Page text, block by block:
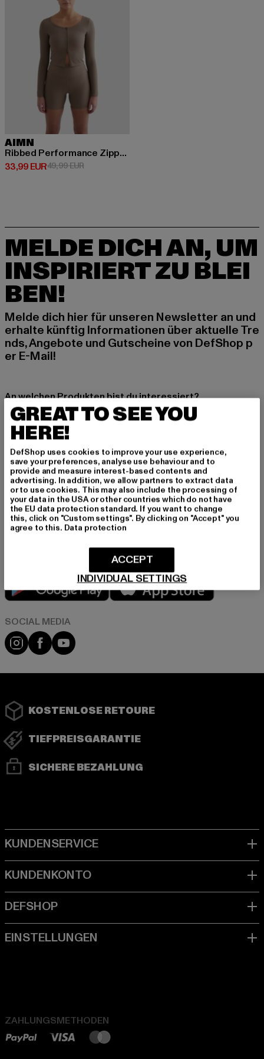
AIMN
Ribbed Performance Zipped
33,99 EUR
Derzeitiger Preis: 33,99 EUR
49,99 EURAktionspreis: 49,99 EUR
MELDE DICH AN, UM
INSPIRIERT ZU BLEI
BEN!
Melde dich hier für unseren Newsletter an und
erhalte künftig Informationen über aktuelle Tre
nds, Angebote und Gutscheine von DefShop p
er E-Mail!
An welchen Produkten bist du interessiert?
MÄNNER
FRAUEN
E-MAIL
ANMELDEN
Informationen dazu, wie DefShop mit Deinen Daten umgeht, findest Du
in unserer Datenschutzerklärung. Du kannst Dich jederzeit kostenfei
abmelden.Datenschutzerklärung lesen.
Play market
Instagram
FacebookYouTube
KOSTENLOSE RETOURE
TIEFPREISGARANTIE
SICHERE BEZAHLUNG
ZAHLUNGSMETHODEN
GREAT TO SEE YOU
HERE!
DefShop uses cookies to improve your use experience,
save your preferences, analyse use behaviour and to
provide and measure interest-based contents and
advertising. In addition, we allow partners to extract data
or to use cookies. This may also include the processing of
your data in the USA or other countries which do not have
the EU data protection standard. If you want to change
this, click on "Custom settings". By clicking on "Accept" you
agree to this. Data protection
INDIVIDUAL SETTINGS
ACCEPT